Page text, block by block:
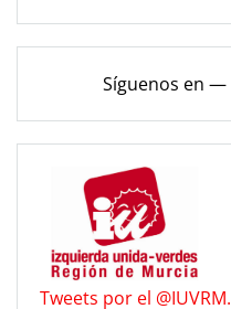
Síguenos en —
Tweets por el @IUVRM.